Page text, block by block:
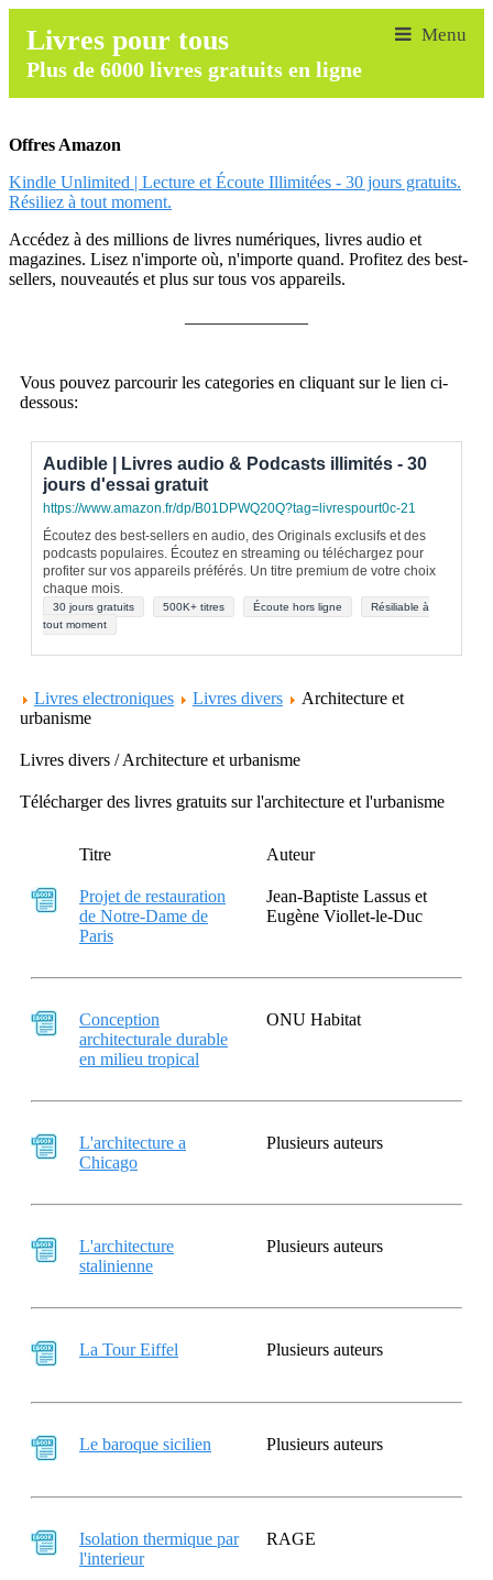
Livres pour tous
Plus de 6000 livres gratuits en ligne
Offres Amazon
Kindle Unlimited | Lecture et Écoute Illimitées - 30 jours gratuits.
Résiliez à tout moment.
Accédez à des millions de livres numériques, livres audio et
magazines. Lisez n'importe où, n'importe quand. Profitez des best-
sellers, nouveautés et plus sur tous vos appareils.
Vous pouvez parcourir les categories en cliquant sur le lien ci-
dessous:
Audible | Livres audio & Podcasts illimités - 30
jours d'essai gratuit
https://www.amazon.fr/dp/B01DPWQ20Q?tag=livrespourt0c-21
Écoutez des best-sellers en audio, des Originals exclusifs et des
podcasts populaires. Écoutez en streaming ou téléchargez pour
profiter sur vos appareils préférés. Un titre premium de votre choix
chaque mois.
30 jours gratuits 500K+ titres Écoute hors ligne
Résiliable à
tout moment
Livres electroniques Livres divers
Architecture et
urbanisme
Livres divers / Architecture et urbanisme
Télécharger des livres gratuits sur l'architecture et l'urbanisme
Titre Auteur
Projet de restauration
de Notre-Dame de
Paris
Jean-Baptiste Lassus et
Eugène Viollet-le-Duc
Conception
architecturale durable
en milieu tropical
ONU Habitat
L'architecture a
Chicago
Plusieurs auteurs
L'architecture
stalinienne
Plusieurs auteurs
La Tour Eiffel Plusieurs auteurs
Le baroque sicilien Plusieurs auteurs
Isolation thermique par
l'interieur
RAGE